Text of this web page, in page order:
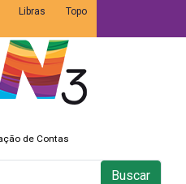
Topo
de Contas
Buscar